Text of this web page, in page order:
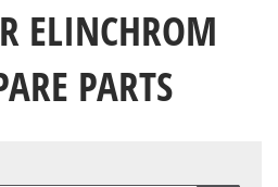
ELINCHROM
PARTS